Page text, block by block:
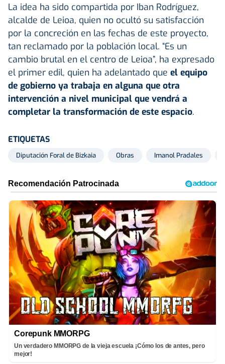
La idea ha sido compartida por Iban Rodríguez,
alcalde de Leioa, quien no ocultó su satisfacción
por la concreción en las fechas de este proyecto,
tan reclamado por la población local. “Es un
cambio brutal en el centro de Leioa”, ha expresado
el primer edil, quien ha adelantado que el equipo
de gobierno ya trabaja en alguna que otra
intervención a nivel municipal que vendrá a
completar la transformación de este espacio.
ETIQUETAS
Diputación Foral de Bizkaia Obras Imanol Pradales
Corepunk MMORPG
Un verdadero MMORPG de la vieja escuela ¡Cómo los de antes, pero
mejor!